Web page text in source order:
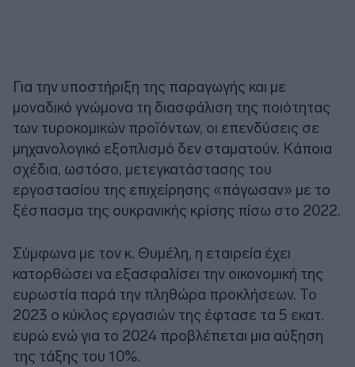
Για την υποστήριξη της παραγωγής και με
μοναδικό γνώμονα τη διασφάλιση της ποιότητας
των τυροκομικών προϊόντων, οι επενδύσεις σε
μηχανολογικό εξοπλισμό δεν σταματούν. Κάποια
σχέδια, ωστόσο, μετεγκατάστασης του
εργοστασίου της επιχείρησης «πάγωσαν» με το
ξέσπασμα της ουκρανικής κρίσης πίσω στο 2022.
Σύμφωνα με τον κ. Θυμέλη, η εταιρεία έχει
κατορθώσει να εξασφαλίσει την οικονομική της
ευρωστία παρά την πληθώρα προκλήσεων. Το
2023 ο κύκλος εργασιών της έφτασε τα 5 εκατ.
ευρώ ενώ για το 2024 προβλέπεται μια αύξηση
της τάξης του 10%.